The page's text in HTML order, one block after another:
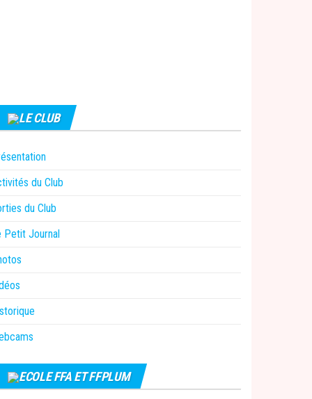
LE CLUB
du Club
du Club
Petit Journal
ECOLE FFA ET FFPLUM